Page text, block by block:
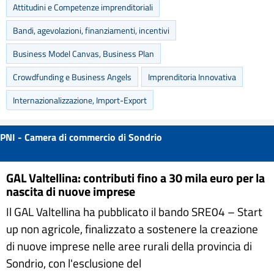
Attitudini e Competenze imprenditoriali
Bandi, agevolazioni, finanziamenti, incentivi
Business Model Canvas, Business Plan
Crowdfunding e Business Angels
Imprenditoria Innovativa
Internazionalizzazione, Import-Export
PNI - Camera di commercio di Sondrio
GAL Valtellina: contributi fino a 30 mila euro per la
nascita di nuove imprese
Il GAL Valtellina ha pubblicato il bando SRE04 – Start
up non agricole, finalizzato a sostenere la creazione
di nuove imprese nelle aree rurali della provincia di
Sondrio, con l'esclusione del